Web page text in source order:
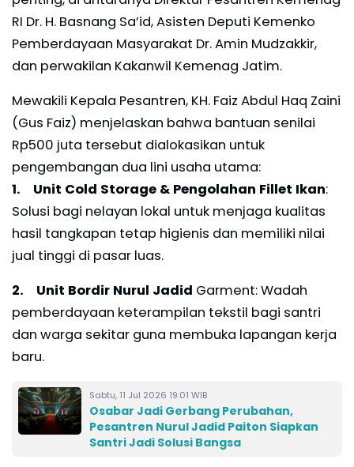
RI Dr. H. Basnang Sa’id, Asisten Deputi Kemenko
Pemberdayaan Masyarakat Dr. Amin Mudzakkir,
dan perwakilan Kakanwil Kemenag Jatim.
Mewakili Kepala Pesantren, KH. Faiz Abdul Haq Zaini
(Gus Faiz) menjelaskan bahwa bantuan senilai
Rp500 juta tersebut dialokasikan untuk
pengembangan dua lini usaha utama:
1. Unit Cold Storage & Pengolahan Fillet Ikan:
Solusi bagi nelayan lokal untuk menjaga kualitas
hasil tangkapan tetap higienis dan memiliki nilai
jual tinggi di pasar luas.
2. Unit Bordir Nurul Jadid Garment: Wadah
pemberdayaan keterampilan tekstil bagi santri
dan warga sekitar guna membuka lapangan kerja
baru.
Sabtu, 11 Jul 2026 19:01 WIB
Osabar Jadi Gerbang Perubahan,
Pesantren Nurul Jadid Paiton Siapkan
Santri Jadi Solusi Bangsa